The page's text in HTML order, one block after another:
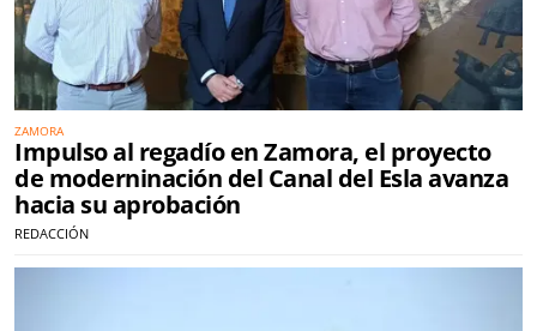
ZAMORA
Impulso al regadío en Zamora, el proyecto
de moderninación del Canal del Esla avanza
hacia su aprobación
REDACCIÓN